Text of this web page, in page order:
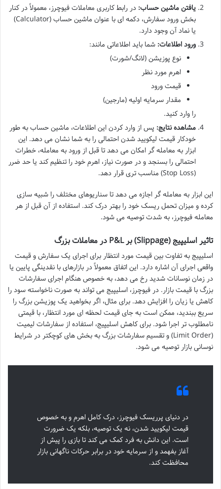
یافتن ماشین حساب: در رابط کاربری معاملات فیوچرز، معمولاً در کنار
بخش ورود سفارش، دکمه ای با عنوان ماشین حساب (Calculator)
یا نماد آن وجود دارد.
ورود اطلاعات: شما باید اطلاعاتی مانند:
نوع پوزیشن (لانگ/شورت)
اهرم مورد نظر
قیمت ورود
مقدار سرمایه اولیه (مارجین)
را وارد کنید.
مشاهده نتایج: پس از وارد کردن این اطلاعات، ماشین حساب به طور
خودکار قیمت لیکویید شدن احتمالی را به شما نشان می دهد. این
ابزار به معامله گر امکان می دهد تا قبل از ورود به معامله، خطرات
احتمالی را بسنجد و در صورت نیاز، اهرم خود را تنظیم کند یا حد ضرر
(Stop Loss) مناسب تری قرار دهد.
این ابزار به معامله گر اجازه می دهد تا سناریوهای مختلف را شبیه سازی
کرده و میزان تحمل ریسک خود را بهتر درک کند. استفاده از آن قبل از هر
معامله فیوچرز، به شدت توصیه می شود.
تاثیر اسلیپیج (Slippage) بر P&L در معاملات بزرگ
اسلیپیج به تفاوت بین قیمت مورد انتظار برای اجرای یک سفارش و قیمت
واقعی اجرای آن اشاره دارد. این اتفاق معمولاً در بازارهای با نقدینگی پایین یا
در زمان نوسانات شدید رخ می دهد، به خصوص هنگام اجرای سفارشات
بزرگ با قیمت بازار. در فیوچرز، اسلیپیج می تواند به صورت ناخواسته سود را
کاهش یا زیان را افزایش دهد. برای مثال، اگر بخواهید یک پوزیشن بزرگ را
سریع ببندید، ممکن است به جای قیمت لحظه ای مورد انتظار، با قیمتی
نامطلوب تر اجرا شود. برای کاهش اسلیپیج، استفاده از سفارشات لیمیت
(Limit Order) و تقسیم سفارشات بزرگ به بخش های کوچکتر در شرایط
نوسانی بازار توصیه می شود.
در دنیای پرریسک فیوچرز، درک کامل اهرم و به خصوص
قیمت لیکویید شدن، نه یک توصیه، بلکه یک ضرورت
است. این دانش به فرد کمک می کند تا بازی را پیش از
آغاز بفهمد و از سرمایه خود در برابر حرکات ناگهانی بازار
محافظت کند.